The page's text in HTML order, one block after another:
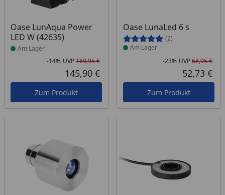
Oase LunAqua Power
LED W (42635)
Produkt am Lager
Am Lager
Rabatt in Prozent
-14%
Ursprünglicher Preis
UVP169,95 €
Aktueller Preis
145,90 €
Zum Produkt
Oase LunaLed 6 s
(2)
Produkt am Lager
Am Lager
-23% UVP68,95 €
52,73 €
Zum Produkt